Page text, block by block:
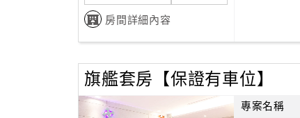
房間詳細內容
旗艦套房【保證有車位】
專案名稱